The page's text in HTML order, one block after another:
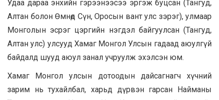
Удаа дараа энхийн гэрээнээсээ эргэж буцсан (Тангуд,
Алтан болон Өмнөд Сүн, Оросын вант улс зэрэг), улмаар
Монголын эсрэг цэргийн нэгдэл байгуулсан (Тангуд,
Алтан улс) улсууд Хамаг Монгол Улсын гадаад аюулгүй
байдалд шууд аюул занал учруулж эхэлсэн юм.
Хамаг Монгол улсын дотоодын дайсагнагч хүчний
зарим нь тухайлбал, харьд дүрвэн гарсан Найманы